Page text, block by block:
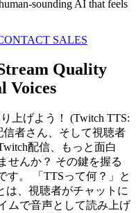
sounding AI that feels
SALES
Quality
Voices
上げよう！ (Twitch TTS:
信者さん、そして視聴者
配信、もっと面白
せんか？ その鍵を握る
す。 「TTSって何？」と
は、視聴者がチャットに
ムで音声として読み上げ